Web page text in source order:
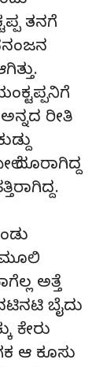
ತನಗೆ
ರೀತಿ
ದೂರಾಗಿದ್ದ
ಅತ್ತೆ
ಬೈದು
ಕೇರು
ಆ ಕೂಸು